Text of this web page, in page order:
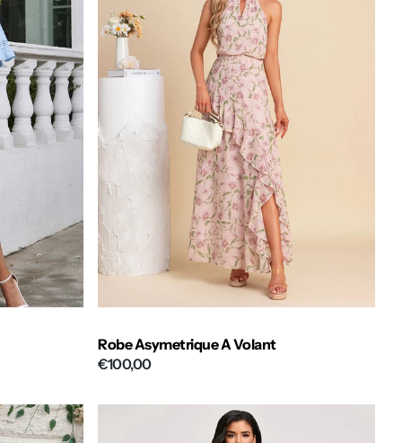
Robe Asymetrique A Volant
€100,00